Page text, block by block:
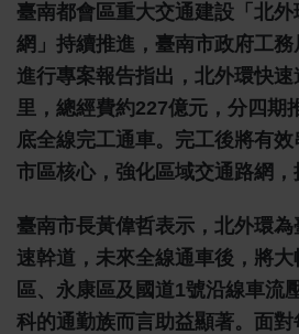
臺南都會區重大交通建設「北
網」持續推進，臺南市政府工
進行專案報告指出，北外環快
里，總經費約227億元，分四期
底全線完工通車。完工後將有
市區核心，強化區域交通路網，
臺南市長黃偉哲表示，北外環
速幹道，未來全線通車後，將
區、永康區及國道1號沿線車流
科的通勤族而言助益顯著。面